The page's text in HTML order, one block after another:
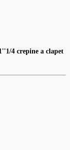
4 crepine a clapet